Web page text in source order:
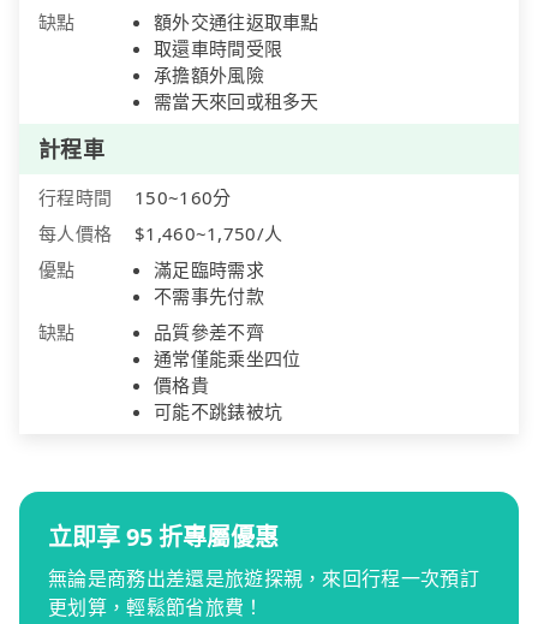
缺點
額外交通往返取車點
取還車時間受限
承擔額外風險
需當天來回或租多天
計程車
行程時間
150~160分
每人價格
$1,460~1,750/人
優點
滿足臨時需求
不需事先付款
缺點
品質參差不齊
通常僅能乘坐四位
價格貴
可能不跳錶被坑
立即享 95 折專屬優惠
無論是商務出差還是旅遊探親，來回行程一次預訂
更划算，輕鬆節省旅費！